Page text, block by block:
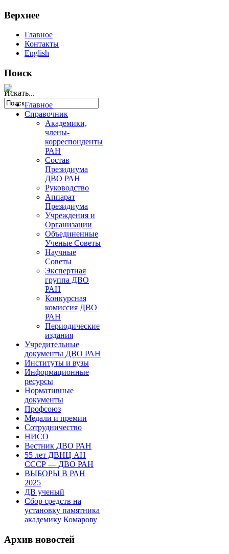
Верхнее
Главное
Контакты
English
Поиск
Искать...
Главное
Справочник
Академики,
члены-
корреспонденты
РАН
Состав
Президиума
ДВО РАН
Руководство
Аппарат
Президиума
Учреждения и
Организации
Объединенные
Ученые Советы
Научные
Советы
Экспертная
группа ДВО
РАН
Конкурсная
комиссия ДВО
РАН
Периодические
издания
Учредительные
документы ДВО РАН
Институты и вузы
Информационные
ресурсы
Нормативные
документы
Профсоюз
Медали и премии
Сотрудничество
НИСО
Вестник ДВО РАН
55 лет ДВНЦ АН
СССР — ДВО РАН
ВЫБОРЫ В РАН
2025
ДВ ученый
Сбор средств на
установку памятника
академику Комарову
Архив новостей